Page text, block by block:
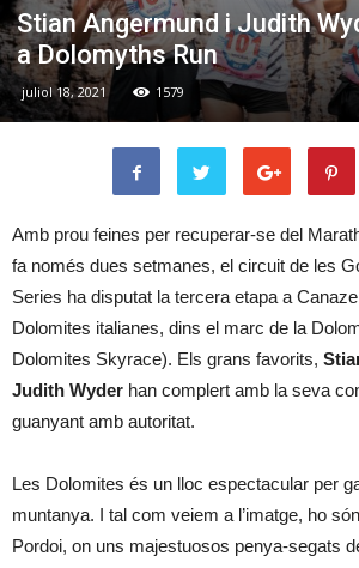
Stian Angermund i Judith
a Dolomyths Run
juliol 18, 2021 1579
Amb prou feines per recuperar-se del
fa només dues setmanes, el circuit de les
Series ha disputat la tercera etapa a
Dolomites italianes, dins el marc de la
Dolomites Skyrace). Els grans favorits,
Judith Wyder han complert amb la seva
guanyant amb autoritat.
Les Dolomites és un lloc espectacular per
muntanya. I tal com veiem a l’imatge, ho
Pordoi, on uns majestuosos penya-segats